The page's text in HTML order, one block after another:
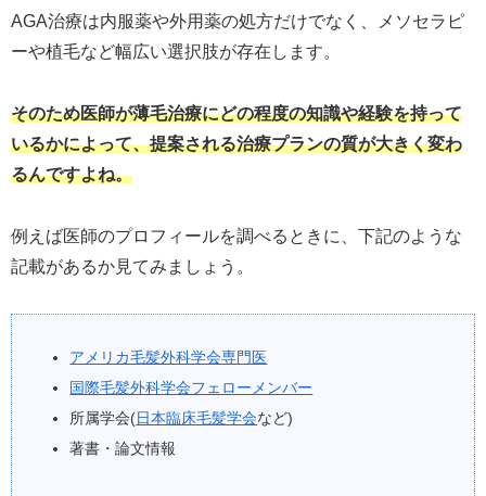
AGA治療は内服薬や外用薬の処方だけでなく、メソセラピ
ーや植毛など幅広い選択肢が存在します。
そのため医師が薄毛治療にどの程度の知識や経験を持って
いるかによって、提案される治療プランの質が大きく変わ
るんですよね。
例えば医師のプロフィールを調べるときに、下記のような
記載があるか見てみましょう。
アメリカ毛髪外科学会専門医
国際毛髪外科学会フェローメンバー
所属学会(日本臨床毛髪学会など)
著書・論文情報